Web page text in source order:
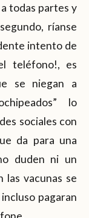
todas partes y
ríanse
intento de
teléfono!, es
se niegan a
lo
sociales con
da para una
duden ni un
las vacunas se
pagaran